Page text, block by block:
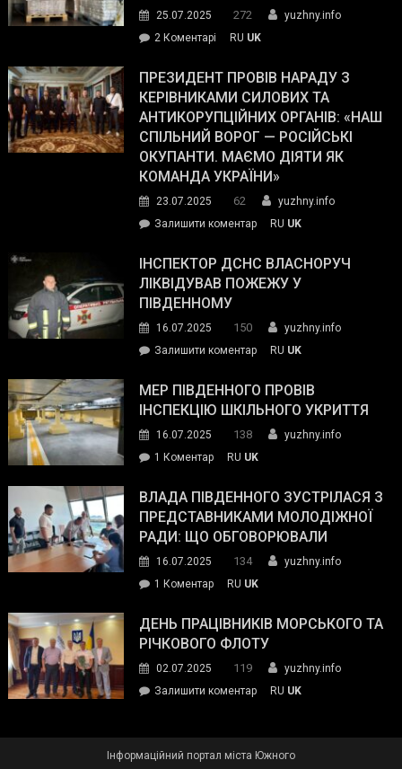
The
Street
Journal.
25.07.2025 272
yuzhny.info
2 Коментарі
Південному
працівникам
ОПЗ
з
матеріального
резерву
гуманітарну
допомогу
RU UK
ПРЕЗИДЕНТ ПРОВІВ НАРАДУ З
КЕРІВНИКАМИ СИЛОВИХ ТА
АНТИКОРУПЦІЙНИХ ОРГАНІВ: «НАШ
СПІЛЬНИЙ ВОРОГ — РОСІЙСЬКІ
ОКУПАНТИ. МАЄМО ДІЯТИ ЯК
КОМАНДА УКРАЇНИ»
23.07.2025 62
yuzhny.info
Залишити коментарon
провів
нараду
силових
та
органів:
«Наш
спільний
окупанти.
Маємо
діяти
команда
RU UK
ІНСПЕКТОР ДСНС ВЛАСНОРУЧ
ЛІКВІДУВАВ ПОЖЕЖУ У
ПІВДЕННОМУ
16.07.2025 150
yuzhny.info
Залишити коментарon
ДСНС
власноруч
пожежу
у
RU UK
МЕР ПІВДЕННОГО ПРОВІВ
ІНСПЕКЦІЮ ШКІЛЬНОГО УКРИТТЯ
16.07.2025 138
yuzhny.info
1 Коментардо
Південного
провів
інспекцію
укриття
RU UK
ВЛАДА ПІВДЕННОГО ЗУСТРІЛАСЯ З
ПРЕДСТАВНИКАМИ МОЛОДІЖНОЇ
РАДИ: ЩО ОБГОВОРЮВАЛИ
16.07.2025 134
yuzhny.info
1 Коментардо
Південного
зустрілася
представниками
молодіжної
обговорювали
RU UK
ДЕНЬ ПРАЦІВНИКІВ МОРСЬКОГО ТА
РІЧКОВОГО ФЛОТУ
02.07.2025 119
yuzhny.info
Залишити коментарon
RU UK
Інформаційний портал міста Южного